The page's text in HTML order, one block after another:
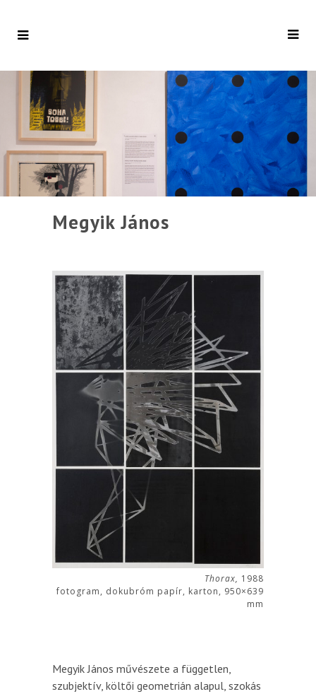
Megyik János
Thorax, 1988
fotogram, dokubróm papír, karton, 950×639
mm
Megyik János művészete a független,
szubjektív, költői geometrián alapul, szokás